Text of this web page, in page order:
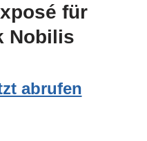
für
Nobilis
abrufen